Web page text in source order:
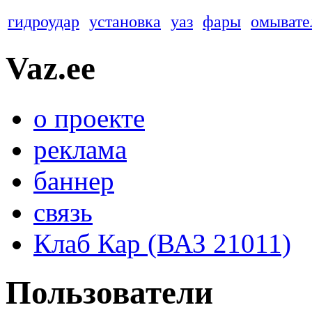
гидроудар установка уаз фары
Vaz.ee
о проекте
реклама
баннер
связь
Клаб Кар (ВАЗ 21011)
Пользователи